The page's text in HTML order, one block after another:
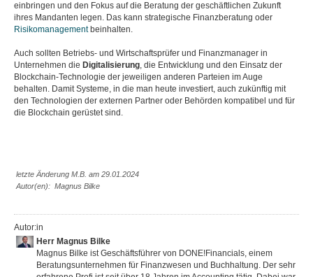
einbringen und den Fokus auf die Beratung der geschäftlichen Zukunft
ihres Mandanten legen. Das kann strategische Finanzberatung oder
Risikomanagementbeinhalten.
Auch sollten Betriebs- und Wirtschaftsprüfer und Finanzmanager in
Unternehmen die Digitalisierung, die Entwicklung und den Einsatz der
Blockchain-Technologie der jeweiligen anderen Parteien im Auge
behalten. Damit Systeme, in die man heute investiert, auch zukünftig mit
den Technologien der externen Partner oder Behörden kompatibel und für
die Blockchain gerüstet sind.
letzte Änderung M.B. am 29.01.2024
Autor(en): Magnus Bilke
Autor:in
Herr Magnus Bilke
Magnus Bilke ist Geschäftsführer von DONE!Financials, einem
Beratungsunternehmen für Finanzwesen und Buchhaltung. Der sehr